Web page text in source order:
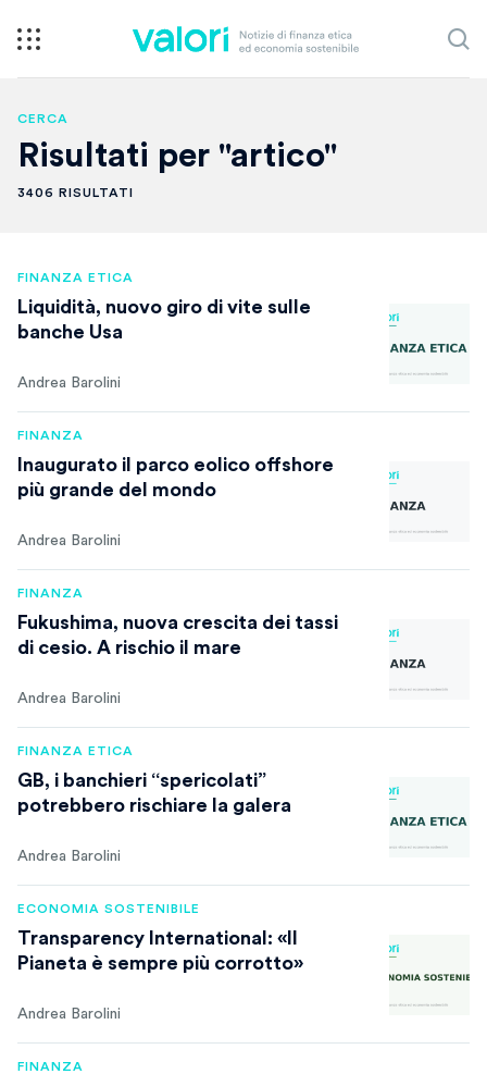
CERCA
Risultati per "artico"
3406 RISULTATI
FINANZA ETICA
Liquidità, nuovo giro di vite sulle
banche Usa
Andrea Barolini
FINANZA
Inaugurato il parco eolico offshore
più grande del mondo
Andrea Barolini
FINANZA
Fukushima, nuova crescita dei tassi
di cesio. A rischio il mare
Andrea Barolini
FINANZA ETICA
GB, i banchieri “spericolati”
potrebbero rischiare la galera
Andrea Barolini
ECONOMIA SOSTENIBILE
Transparency International: «Il
Pianeta è sempre più corrotto»
Andrea Barolini
FINANZA